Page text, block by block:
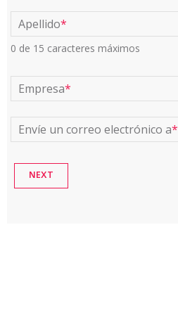
Apellido*
0 de 15 caracteres máximos
Empresa*
Envíe un correo electrónico a*